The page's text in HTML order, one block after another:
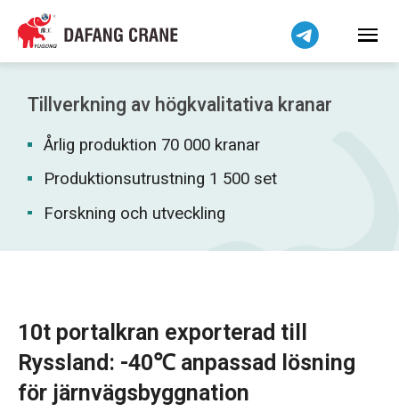
Tillverkning av högkvalitativa kranar
Årlig produktion 70 000 kranar
Produktionsutrustning 1 500 set
Forskning och utveckling
10t portalkran exporterad till
Ryssland: -40℃ anpassad lösning
för järnvägsbyggnation
Bahasa Indonesia
Bahasa Melayu
Tiếng Việt
简体中文
فارسی
Pilipino
اردو
Kiswahili
Dansk
Norsk
O‘zbekcha